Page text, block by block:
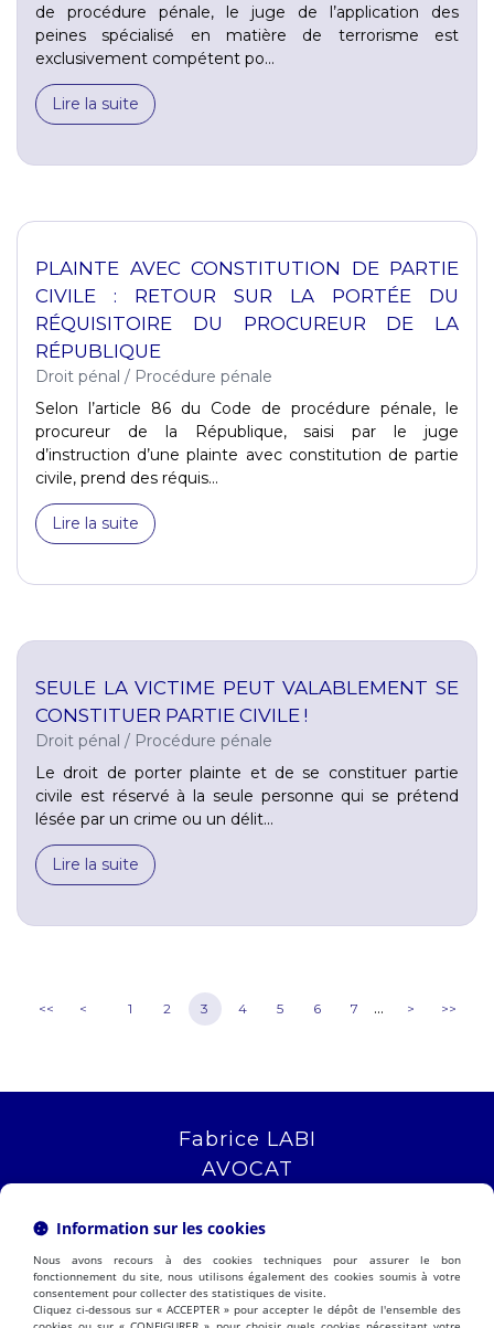
de procédure pénale, le juge de l’application des
peines spécialisé en matière de terrorisme est
exclusivement compétent po...
Lire la suite
PLAINTE AVEC CONSTITUTION DE PARTIE
CIVILE : RETOUR SUR LA PORTÉE DU
RÉQUISITOIRE DU PROCUREUR DE LA
RÉPUBLIQUE
Droit pénal / Procédure pénale
Selon l’article 86 du Code de procédure pénale, le
procureur de la République, saisi par le juge
d’instruction d’une plainte avec constitution de partie
civile, prend des réquis...
Lire la suite
SEULE LA VICTIME PEUT VALABLEMENT SE
CONSTITUER PARTIE CIVILE !
Droit pénal / Procédure pénale
Le droit de porter plainte et de se constituer partie
civile est réservé à la seule personne qui se prétend
lésée par un crime ou un délit...
Lire la suite
<< < 1 2 3 4 5 6 7 ... > >>
Fabrice LABI
AVOCAT
13006 MARSEILLE
NOUS LOCALISER
Information sur les cookies
Nous avons recours à des cookies techniques pour assurer le bon
fonctionnement du site, nous utilisons également des cookies soumis à votre
consentement pour collecter des statistiques de visite.
Cliquez ci-dessous sur « ACCEPTER » pour accepter le dépôt de l'ensemble des